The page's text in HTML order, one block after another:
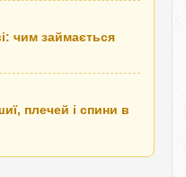
чим займається
плечей і спини в